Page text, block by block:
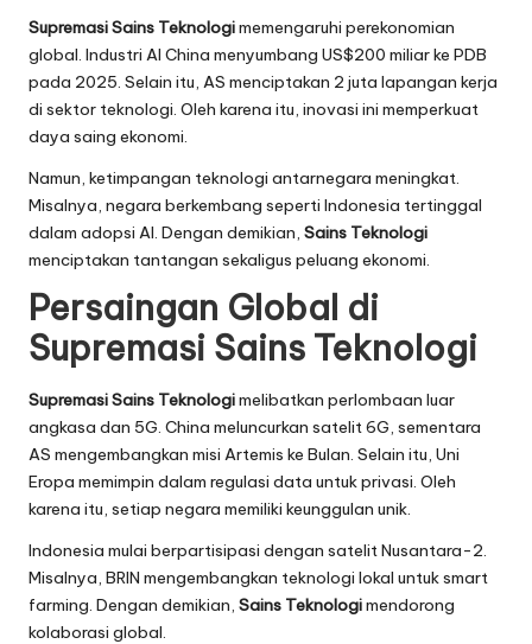
Supremasi Sains Teknologimemengaruhi perekonomian
global. Industri AI China menyumbang US$200 miliar ke PDB
pada 2025. Selain itu, AS menciptakan 2 juta lapangan kerja
di sektor teknologi. Oleh karena itu, inovasi ini memperkuat
daya saing ekonomi.
Namun, ketimpangan teknologi antarnegara meningkat.
Misalnya, negara berkembang seperti Indonesia tertinggal
dalam adopsi AI. Dengan demikian, Sains Teknologi
menciptakan tantangan sekaligus peluang ekonomi.
Persaingan Global di
Supremasi Sains Teknologi
Supremasi Sains Teknologimelibatkan perlombaan luar
angkasa dan 5G. China meluncurkan satelit 6G, sementara
AS mengembangkan misi Artemis ke Bulan. Selain itu, Uni
Eropa memimpin dalam regulasi data untuk privasi. Oleh
karena itu, setiap negara memiliki keunggulan unik.
Indonesia mulai berpartisipasi dengan satelit Nusantara-2.
Misalnya, BRIN mengembangkan teknologi lokal untuk smart
farming. Dengan demikian, Sains Teknologimendorong
kolaborasi global.